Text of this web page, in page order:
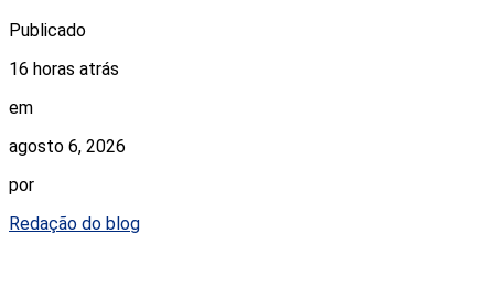
Publicado
16 horas atrás
em
agosto 6, 2026
por
Redação do blog